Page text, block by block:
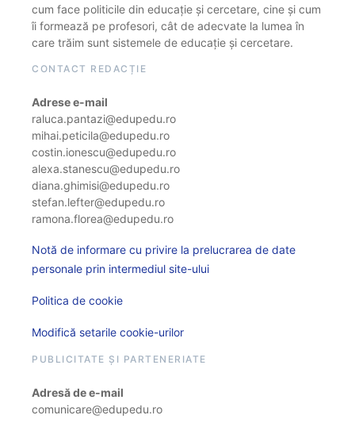
cum face politicile din educație și cercetare, cine și cum
îi formează pe profesori, cât de adecvate la lumea în
care trăim sunt sistemele de educație și cercetare.
CONTACT REDACȚIE
Adrese e-mail
raluca.pantazi@edupedu.ro
mihai.peticila@edupedu.ro
costin.ionescu@edupedu.ro
alexa.stanescu@edupedu.ro
diana.ghimisi@edupedu.ro
stefan.lefter@edupedu.ro
ramona.florea@edupedu.ro
Notă de informare cu privire la prelucrarea de date
personale prin intermediul site-ului
Politica de cookie
Modifică setarile cookie-urilor
PUBLICITATE ȘI PARTENERIATE
Adresă de e-mail
comunicare@edupedu.ro